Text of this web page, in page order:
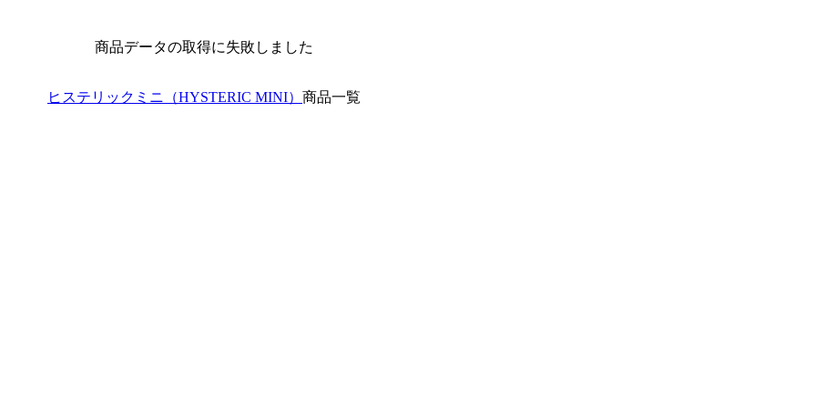
商品データの取得に失敗しました
ヒステリックミニ（HYSTERIC MINI） 商品一覧